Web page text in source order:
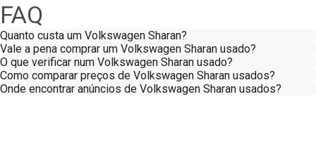
FAQ
Quanto custa um Volkswagen Sharan?
Vale a pena comprar um Volkswagen Sharan usado?
O que verificar num Volkswagen Sharan usado?
Como comparar preços de Volkswagen Sharan usados?
Onde encontrar anúncios de Volkswagen Sharan usados?